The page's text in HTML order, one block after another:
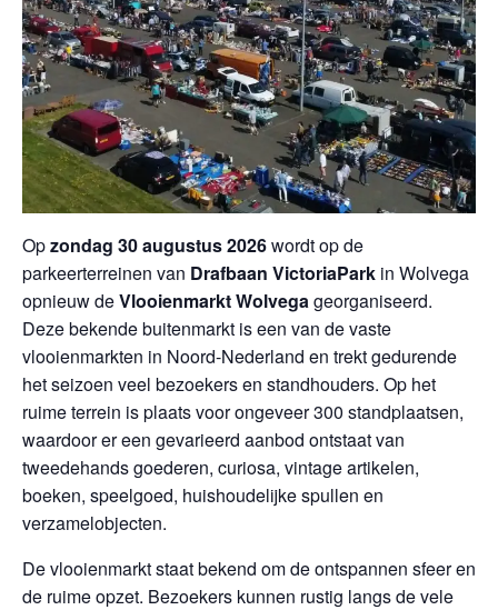
Opzondag 30 augustus 2026wordt op de
parkeerterreinen van Drafbaan VictoriaPark in Wolvega
opnieuw deVlooienmarkt Wolvegageorganiseerd.
Deze bekende buitenmarkt is een van de vaste
vlooienmarkten in Noord-Nederland en trekt gedurende
het seizoen veel bezoekers en standhouders. Op het
ruime terrein is plaats voor ongeveer 300 standplaatsen,
waardoor er een gevarieerd aanbod ontstaat van
tweedehands goederen, curiosa, vintage artikelen,
boeken, speelgoed, huishoudelijke spullen en
verzamelobjecten.
De vlooienmarkt staat bekend om de ontspannen sfeer en
de ruime opzet. Bezoekers kunnen rustig langs de vele